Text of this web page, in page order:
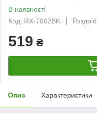
В наявності
Код: RX-7002BK
Роздріб
519 ₴
Опис Характеристики